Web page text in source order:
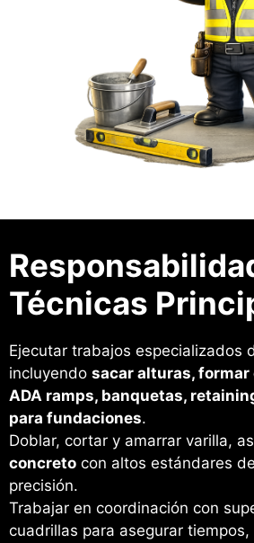
Técnicas
Ejecutar trabajos especializados
incluyendo sacar alturas,
ADA ramps, banquetas,
para fundaciones.
Doblar, cortar y amarrar varilla,
concreto con altos estándares
precisión.
Trabajar en coordinación con
cuadrillas para asegurar